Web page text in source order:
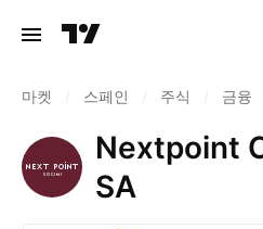
마켓 스페인 주식 금융
Nextpoint
SA